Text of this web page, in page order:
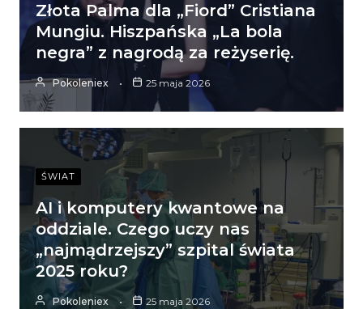
Złota Palma dla „Fiord” Cristiana
Mungiu. Hiszpańska „La bola
negra” z nagrodą za reżyserię.
Pokoleniex 25 maja 2026
ŚWIAT
AI i komputery kwantowe na
oddziale. Czego uczy nas
„najmądrzejszy” szpital świata
2025 roku?
Pokoleniex 25 maja 2026